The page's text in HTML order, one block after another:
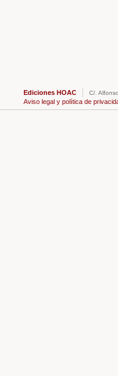
Ediciones HOAC C/.
Aviso legal y política de